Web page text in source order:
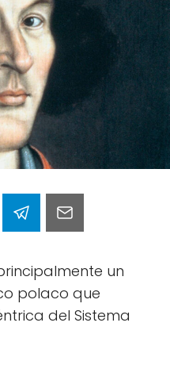
un
polaco que
del Sistema